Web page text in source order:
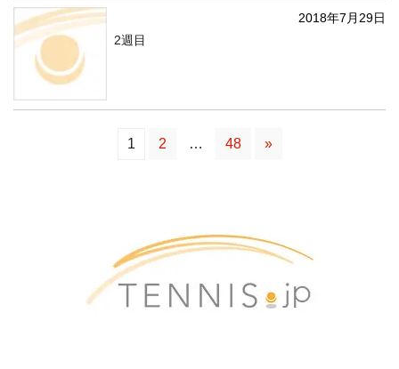
2018年7月29日
2週目
1 2 … 48 »